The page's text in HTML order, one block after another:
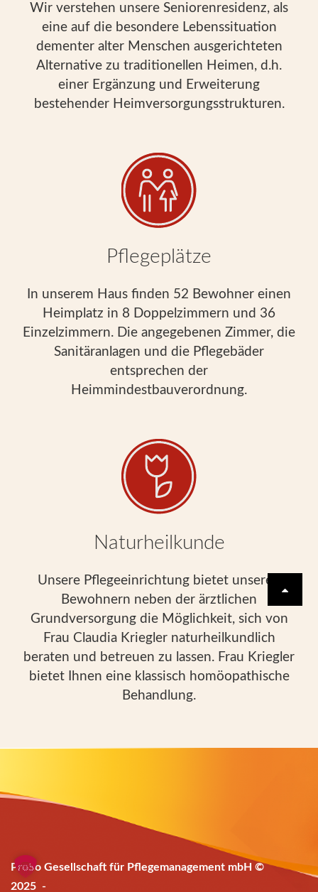
Wir verstehen unsere Seniorenresidenz, als
eine auf die besondere Lebenssituation
dementer alter Menschen ausgerichteten
Alternative zu traditionellen Heimen, d.h.
einer Ergänzung und Erweiterung
bestehender Heimversorgungsstrukturen.
Pflegeplätze
In unserem Haus finden 52 Bewohner einen
Heimplatz in 8 Doppelzimmern und 36
Einzelzimmern. Die angegebenen Zimmer, die
Sanitäranlagen und die Pflegebäder
entsprechen der
Heimmindestbauverordnung.
Naturheilkunde
Unsere Pflegeeinrichtung bietet unseren
Bewohnern neben der ärztlichen
Grundversorgung die Möglichkeit, sich von
Frau Claudia Kriegler naturheilkundlich
beraten und betreuen zu lassen. Frau Kriegler
bietet Ihnen eine klassisch homöopathische
Behandlung.
ProSo Gesellschaft für Pflegemanagement mbH ©
2025 -